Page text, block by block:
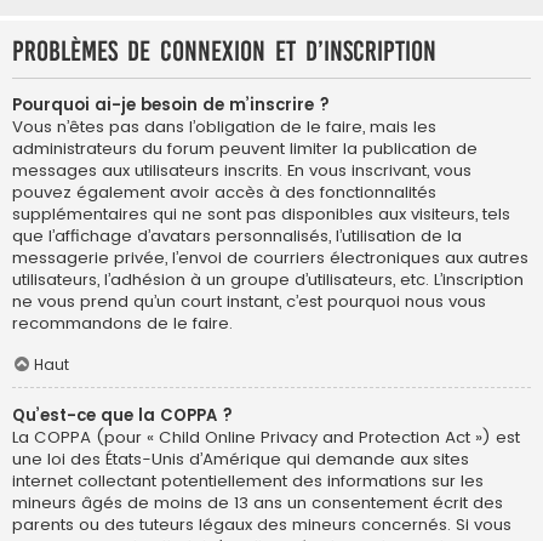
Problèmes de connexion et d’inscription
Pourquoi ai-je besoin de m’inscrire ?
Vous n’êtes pas dans l’obligation de le faire, mais les
administrateurs du forum peuvent limiter la publication de
messages aux utilisateurs inscrits. En vous inscrivant, vous
pouvez également avoir accès à des fonctionnalités
supplémentaires qui ne sont pas disponibles aux visiteurs, tels
que l’affichage d’avatars personnalisés, l’utilisation de la
messagerie privée, l’envoi de courriers électroniques aux autres
utilisateurs, l’adhésion à un groupe d’utilisateurs, etc. L’inscription
ne vous prend qu’un court instant, c’est pourquoi nous vous
recommandons de le faire.
Haut
Qu’est-ce que la COPPA ?
La COPPA (pour « Child Online Privacy and Protection Act ») est
une loi des États-Unis d’Amérique qui demande aux sites
internet collectant potentiellement des informations sur les
mineurs âgés de moins de 13 ans un consentement écrit des
parents ou des tuteurs légaux des mineurs concernés. Si vous